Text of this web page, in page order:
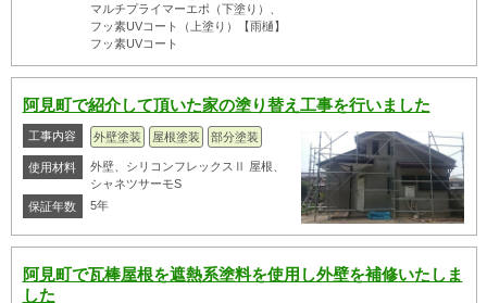
マルチプライマーエポ（下塗り）、
フッ素UVコート（上塗り）【雨樋】
フッ素UVコート
阿見町で紹介して頂いた家の塗り替え工事を行いました
工事内容 外壁塗装 屋根塗装 部分塗装
使用材料
外壁、シリコンフレックスⅡ 屋根、
シャネツサーモS
保証年数
5年
阿見町で瓦棒屋根を遮熱系塗料を使用し外壁を補修いたしま
した